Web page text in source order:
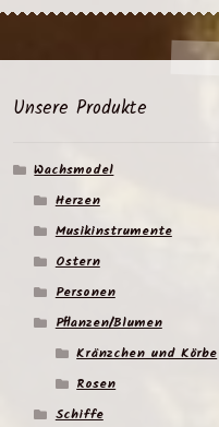
Unsere Produkte
Wachsmodel
Herzen
Musikinstrumente
Ostern
Personen
Pflanzen/Blumen
Kränzchen und Körbe
Rosen
Schiffe